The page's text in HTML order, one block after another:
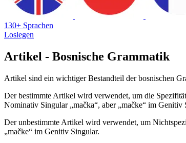
130+ Sprachen
Loslegen
Artikel - Bosnische Grammatik
Artikel sind ein wichtiger Bestandteil der bosnischen
Der bestimmte Artikel wird verwendet, um die
Nominativ Singular „mačka“, aber „mačke“ im Genitiv
Der unbestimmte Artikel wird verwendet, um
„mačke“ im Genitiv Singular.